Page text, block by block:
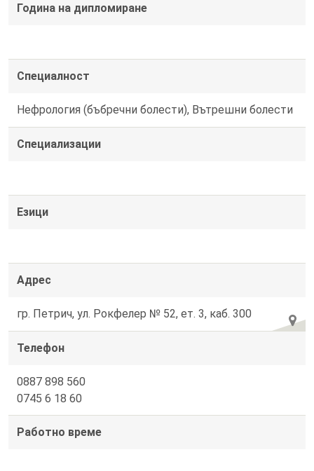
Година на дипломиране
Специалност
Нефрология (бъбречни болести), Вътрешни болести
Специализации
Езици
Адрес
гр. Петрич, ул. Рокфелер № 52, ет. 3, каб. 300
Телефон
0887 898 560
0745 6 18 60
Работно време